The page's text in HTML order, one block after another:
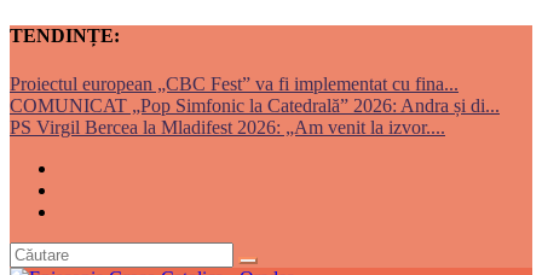
TENDINȚE:
Proiectul european „CBC Fest” va fi implementat cu fina...
COMUNICAT „Pop Simfonic la Catedrală” 2026: Andra și di...
PS Virgil Bercea la Mladifest 2026: „Am venit la izvor....